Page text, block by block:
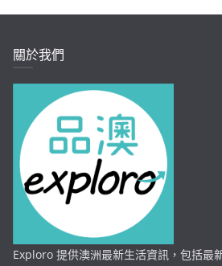
關於我們
Exploro 提供澳洲最新生活資訊，包括最